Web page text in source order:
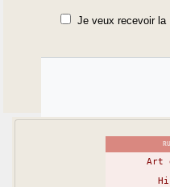
Je veux recevoir la
Art